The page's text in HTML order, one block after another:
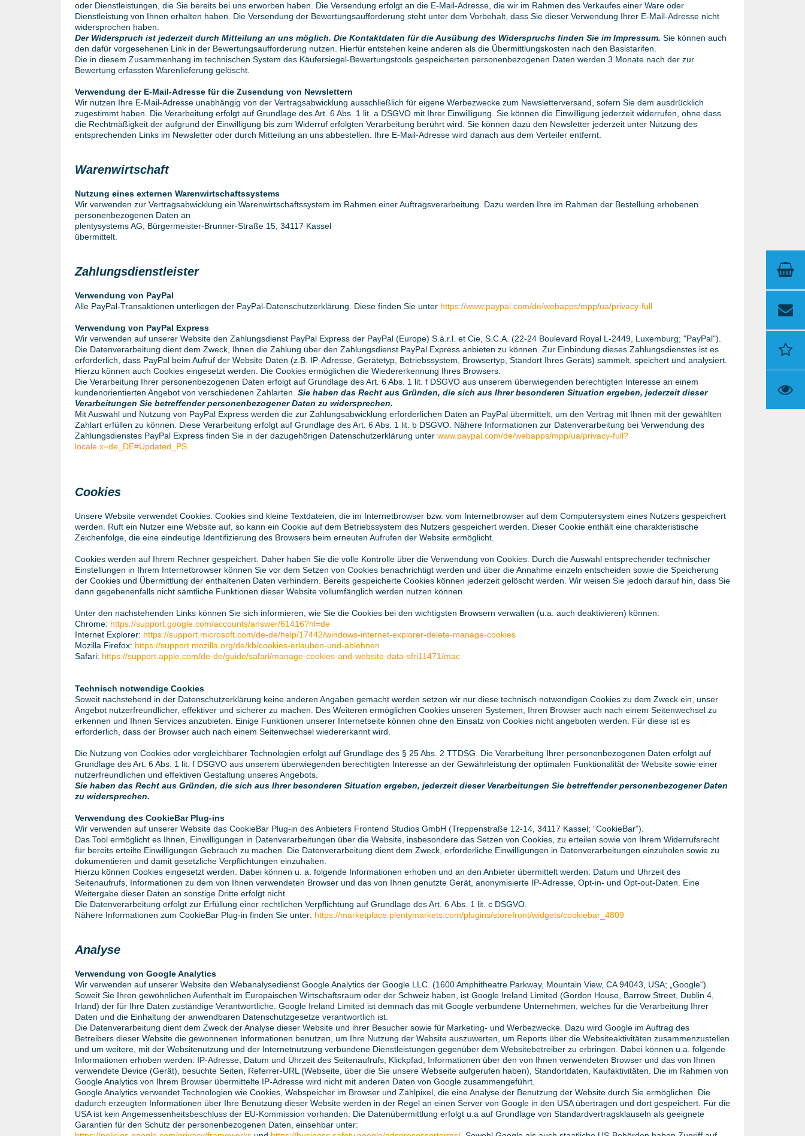
oder Dienstleistungen, die Sie bereits bei uns erworben haben. Die Versendung erfolgt an die E-Mail-Adresse, die wir im Rahmen des Verkaufes einer Ware oder
Dienstleistung von Ihnen erhalten haben. Die Versendung der Bewertungsaufforderung steht unter dem Vorbehalt, dass Sie dieser Verwendung Ihrer E-Mail-Adresse nicht
widersprochen haben.
Der Widerspruch ist jederzeit durch Mitteilung an uns möglich. Die Kontaktdaten für die Ausübung des Widerspruchs finden Sie im Impressum. Sie können auch
den dafür vorgesehenen Link in der Bewertungsaufforderung nutzen. Hierfür entstehen keine anderen als die Übermittlungskosten nach den Basistarifen.
Die in diesem Zusammenhang im technischen System des Käufersiegel-Bewertungstools gespeicherten personenbezogenen Daten werden 3 Monate nach der zur
Bewertung erfassten Warenlieferung gelöscht.
Verwendung der E-Mail-Adresse für die Zusendung von Newslettern
Wir nutzen Ihre E-Mail-Adresse unabhängig von der Vertragsabwicklung ausschließlich für eigene Werbezwecke zum Newsletterversand, sofern Sie dem ausdrücklich
zugestimmt haben. Die Verarbeitung erfolgt auf Grundlage des Art. 6 Abs. 1 lit. a DSGVO mit Ihrer Einwilligung. Sie können die Einwilligung jederzeit widerrufen, ohne dass
die Rechtmäßigkeit der aufgrund der Einwilligung bis zum Widerruf erfolgten Verarbeitung berührt wird. Sie können dazu den Newsletter jederzeit unter Nutzung des
entsprechenden Links im Newsletter oder durch Mitteilung an uns abbestellen. Ihre E-Mail-Adresse wird danach aus dem Verteiler entfernt.
Warenwirtschaft
Nutzung eines externen Warenwirtschaftssystems
Wir verwenden zur Vertragsabwicklung ein Warenwirtschaftssystem im Rahmen einer Auftragsverarbeitung. Dazu werden Ihre im Rahmen der Bestellung erhobenen
personenbezogenen Daten an
plentysystems AG, Bürgermeister-Brunner-Straße 15, 34117 Kassel
übermittelt.
Zahlungsdienstleister
Verwendung von PayPal
Alle PayPal-Transaktionen unterliegen der PayPal-Datenschutzerklärung. Diese finden Sie unter https://www.paypal.com/de/webapps/mpp/ua/privacy-full
Verwendung von PayPal Express
Wir verwenden auf unserer Website den Zahlungsdienst PayPal Express der PayPal (Europe) S.à.r.l. et Cie, S.C.A. (22-24 Boulevard Royal L-2449, Luxemburg; "PayPal").
Die Datenverarbeitung dient dem Zweck, Ihnen die Zahlung über den Zahlungsdienst PayPal Express anbieten zu können. Zur Einbindung dieses Zahlungsdienstes ist es
erforderlich, dass PayPal beim Aufruf der Website Daten (z.B. IP-Adresse, Gerätetyp, Betriebssystem, Browsertyp, Standort Ihres Geräts) sammelt, speichert und analysiert.
Hierzu können auch Cookies eingesetzt werden. Die Cookies ermöglichen die Wiedererkennung Ihres Browsers.
Die Verarbeitung Ihrer personenbezogenen Daten erfolgt auf Grundlage des Art. 6 Abs. 1 lit. f DSGVO aus unserem überwiegenden berechtigten Interesse an einem
kundenorientierten Angebot von verschiedenen Zahlarten. Sie haben das Recht aus Gründen, die sich aus Ihrer besonderen Situation ergeben, jederzeit dieser
Verarbeitungen Sie betreffender personenbezogener Daten zu widersprechen.
Mit Auswahl und Nutzung von PayPal Express werden die zur Zahlungsabwicklung erforderlichen Daten an PayPal übermittelt, um den Vertrag mit Ihnen mit der gewählten
Zahlart erfüllen zu können. Diese Verarbeitung erfolgt auf Grundlage des Art. 6 Abs. 1 lit. b DSGVO. Nähere Informationen zur Datenverarbeitung bei Verwendung des
Zahlungsdienstes PayPal Express finden Sie in der dazugehörigen Datenschutzerklärung unter www.paypal.com/de/webapps/mpp/ua/privacy-full?
locale.x=de_DE#Updated_PS.
Cookies
Unsere Website verwendet Cookies. Cookies sind kleine Textdateien, die im Internetbrowser bzw. vom Internetbrowser auf dem Computersystem eines Nutzers gespeichert
werden. Ruft ein Nutzer eine Website auf, so kann ein Cookie auf dem Betriebssystem des Nutzers gespeichert werden. Dieser Cookie enthält eine charakteristische
Zeichenfolge, die eine eindeutige Identifizierung des Browsers beim erneuten Aufrufen der Website ermöglicht.
Cookies werden auf Ihrem Rechner gespeichert. Daher haben Sie die volle Kontrolle über die Verwendung von Cookies. Durch die Auswahl entsprechender technischer
Einstellungen in Ihrem Internetbrowser können Sie vor dem Setzen von Cookies benachrichtigt werden und über die Annahme einzeln entscheiden sowie die Speicherung
der Cookies und Übermittlung der enthaltenen Daten verhindern. Bereits gespeicherte Cookies können jederzeit gelöscht werden. Wir weisen Sie jedoch darauf hin, dass Sie
dann gegebenenfalls nicht sämtliche Funktionen dieser Website vollumfänglich werden nutzen können.
Unter den nachstehenden Links können Sie sich informieren, wie Sie die Cookies bei den wichtigsten Browsern verwalten (u.a. auch deaktivieren) können:
Chrome: https://support.google.com/accounts/answer/61416?hl=de
Internet Explorer: https://support.microsoft.com/de-de/help/17442/windows-internet-explorer-delete-manage-cookies
Mozilla Firefox: https://support.mozilla.org/de/kb/cookies-erlauben-und-ablehnen
Safari: https://support.apple.com/de-de/guide/safari/manage-cookies-and-website-data-sfri11471/mac
Technisch notwendige Cookies
Soweit nachstehend in der Datenschutzerklärung keine anderen Angaben gemacht werden setzen wir nur diese technisch notwendigen Cookies zu dem Zweck ein, unser
Angebot nutzerfreundlicher, effektiver und sicherer zu machen. Des Weiteren ermöglichen Cookies unseren Systemen, Ihren Browser auch nach einem Seitenwechsel zu
erkennen und Ihnen Services anzubieten. Einige Funktionen unserer Internetseite können ohne den Einsatz von Cookies nicht angeboten werden. Für diese ist es
erforderlich, dass der Browser auch nach einem Seitenwechsel wiedererkannt wird.
Die Nutzung von Cookies oder vergleichbarer Technologien erfolgt auf Grundlage des § 25 Abs. 2 TTDSG. Die Verarbeitung Ihrer personenbezogenen Daten erfolgt auf
Grundlage des Art. 6 Abs. 1 lit. f DSGVO aus unserem überwiegenden berechtigten Interesse an der Gewährleistung der optimalen Funktionalität der Website sowie einer
nutzerfreundlichen und effektiven Gestaltung unseres Angebots.
Sie haben das Recht aus Gründen, die sich aus Ihrer besonderen Situation ergeben, jederzeit dieser Verarbeitungen Sie betreffender personenbezogener Daten
zu widersprechen.
Verwendung des CookieBar Plug-ins
Wir verwenden auf unserer Website das CookieBar Plug-in des Anbieters Frontend Studios GmbH (Treppenstraße 12-14, 34117 Kassel; “CookieBar”).
Das Tool ermöglicht es Ihnen, Einwilligungen in Datenverarbeitungen über die Website, insbesondere das Setzen von Cookies, zu erteilen sowie von Ihrem Widerrufsrecht
für bereits erteilte Einwilligungen Gebrauch zu machen. Die Datenverarbeitung dient dem Zweck, erforderliche Einwilligungen in Datenverarbeitungen einzuholen sowie zu
dokumentieren und damit gesetzliche Verpflichtungen einzuhalten.
Hierzu können Cookies eingesetzt werden. Dabei können u. a. folgende Informationen erhoben und an den Anbieter übermittelt werden: Datum und Uhrzeit des
Seitenaufrufs, Informationen zu dem von Ihnen verwendeten Browser und das von Ihnen genutzte Gerät, anonymisierte IP-Adresse, Opt-in- und Opt-out-Daten. Eine
Weitergabe dieser Daten an sonstige Dritte erfolgt nicht.
Die Datenverarbeitung erfolgt zur Erfüllung einer rechtlichen Verpflichtung auf Grundlage des Art. 6 Abs. 1 lit. c DSGVO.
Nähere Informationen zum CookieBar Plug-in finden Sie unter: https://marketplace.plentymarkets.com/plugins/storefront/widgets/cookiebar_4809
Analyse
Verwendung von Google Analytics
Wir verwenden auf unserer Website den Webanalysedienst Google Analytics der Google LLC. (1600 Amphitheatre Parkway, Mountain View, CA 94043, USA; „Google“).
Soweit Sie Ihren gewöhnlichen Aufenthalt im Europäischen Wirtschaftsraum oder der Schweiz haben, ist Google Ireland Limited (Gordon House, Barrow Street, Dublin 4,
Irland) der für Ihre Daten zuständige Verantwortliche. Google Ireland Limited ist demnach das mit Google verbundene Unternehmen, welches für die Verarbeitung Ihrer
Daten und die Einhaltung der anwendbaren Datenschutzgesetze verantwortlich ist.
Die Datenverarbeitung dient dem Zweck der Analyse dieser Website und ihrer Besucher sowie für Marketing- und Werbezwecke. Dazu wird Google im Auftrag des
Betreibers dieser Website die gewonnenen Informationen benutzen, um Ihre Nutzung der Website auszuwerten, um Reports über die Websiteaktivitäten zusammenzustellen
und um weitere, mit der Websitenutzung und der Internetnutzung verbundene Dienstleistungen gegenüber dem Websitebetreiber zu erbringen. Dabei können u.a. folgende
Informationen erhoben werden: IP-Adresse, Datum und Uhrzeit des Seitenaufrufs, Klickpfad, Informationen über den von Ihnen verwendeten Browser und das von Ihnen
verwendete Device (Gerät), besuchte Seiten, Referrer-URL (Webseite, über die Sie unsere Webseite aufgerufen haben), Standortdaten, Kaufaktivitäten. Die im Rahmen von
Google Analytics von Ihrem Browser übermittelte IP-Adresse wird nicht mit anderen Daten von Google zusammengeführt.
Google Analytics verwendet Technologien wie Cookies, Webspeicher im Browser und Zählpixel, die eine Analyse der Benutzung der Website durch Sie ermöglichen. Die
dadurch erzeugten Informationen über Ihre Benutzung dieser Website werden in der Regel an einen Server von Google in den USA übertragen und dort gespeichert. Für die
USA ist kein Angemessenheitsbeschluss der EU-Kommission vorhanden. Die Datenübermittlung erfolgt u.a auf Grundlage von Standardvertragsklauseln als geeignete
Garantien für den Schutz der personenbezogenen Daten, einsehbar unter: